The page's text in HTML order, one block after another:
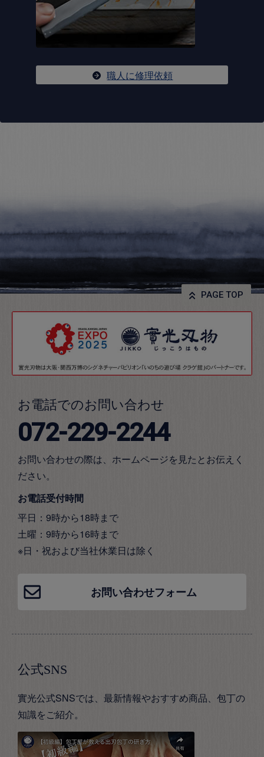
職人に修理依頼
PAGE TOP
お電話でのお問い合わせ
072-229-2244
お問い合わせの際は、ホームページを見たとお伝えく
ださい。
お電話受付時間
平日：9時から18時まで
土曜：9時から16時まで
※日・祝および当社休業日は除く
お問い合わせフォーム
公式SNS
實光公式SNSでは、最新情報やおすすめ商品、包丁の
知識をご紹介。